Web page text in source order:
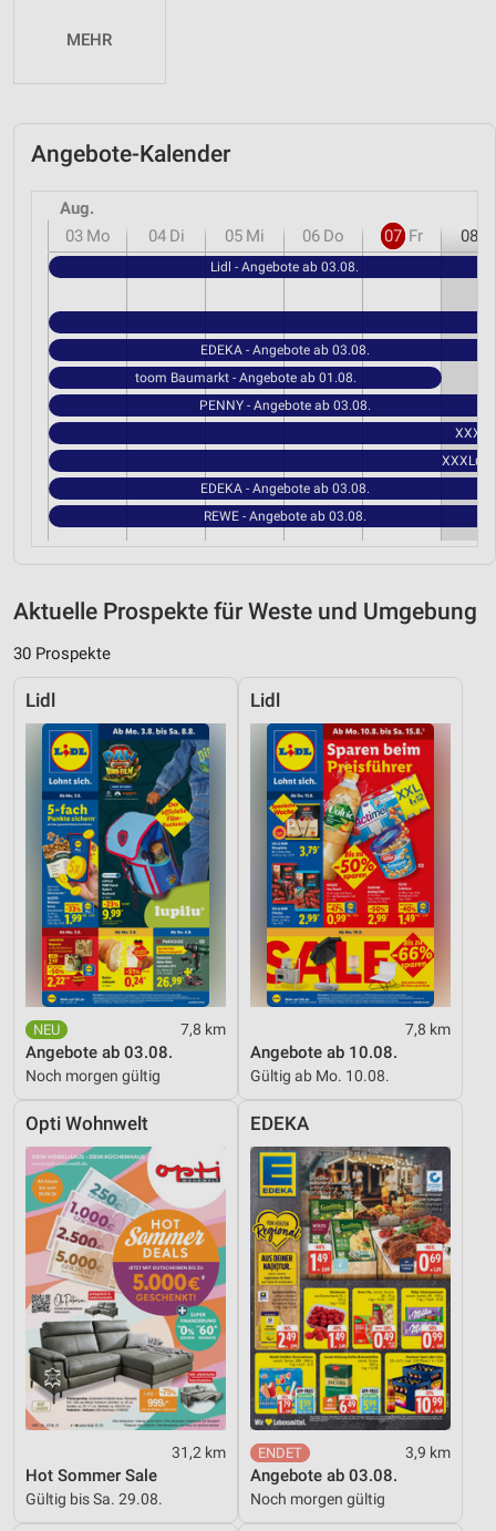
MEHR
Angebote-Kalender
Aug.
03 Mo 04 Di 05 Mi 06 Do 07 Fr 08
Lidl - Angebote ab 03.08.
EDEKA - Angebote ab 03.08.
toom Baumarkt - Angebote ab 01.08.
PENNY - Angebote ab 03.08.
XXXLutz
EDEKA - Angebote ab 03.08.
REWE - Angebote ab 03.08.
Aktuelle Prospekte für Weste und Umgebung
30 Prospekte
Lidl
7,8 km
Angebote ab 03.08.
Noch morgen gültig
Lidl
7,8 km
Angebote ab 10.08.
Gültig ab Mo. 10.08.
Opti Wohnwelt
31,2 km
Hot Sommer Sale
Gültig bis Sa. 29.08.
EDEKA
3,9 km
Angebote ab 03.08.
Noch morgen gültig